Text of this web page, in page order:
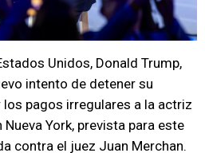
Unidos, Donald Trump,
intento de detener su
pagos irregulares a la actriz
York, prevista para este
contra el juez Juan Merchan.